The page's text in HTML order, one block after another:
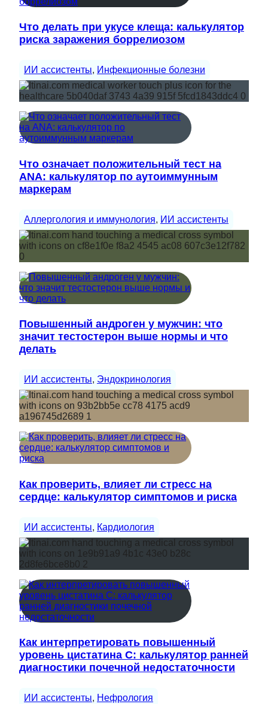
Что делать при укусе клеща: калькулятор
риска заражения боррелиозом
ИИ ассистенты, Инфекционные болезни
Что означает положительный тест на
ANA: калькулятор по аутоиммунным
маркерам
Аллергология и иммунология, ИИ ассистенты
Повышенный андроген у мужчин: что
значит тестостерон выше нормы и что
делать
ИИ ассистенты, Эндокринология
Как проверить, влияет ли стресс на
сердце: калькулятор симптомов и риска
ИИ ассистенты, Кардиология
Как интерпретировать повышенный
уровень цистатина С: калькулятор ранней
диагностики почечной недостаточности
ИИ ассистенты, Нефрология